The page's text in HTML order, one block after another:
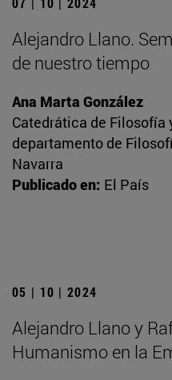
Alejandro Llano.
de nuestro tiempo
Ana Marta González
Catedrática de Filosofía
departamento de
Navarra
Publicado en: El País
05 | 10 | 2024
Alejandro Llano y
Humanismo en la